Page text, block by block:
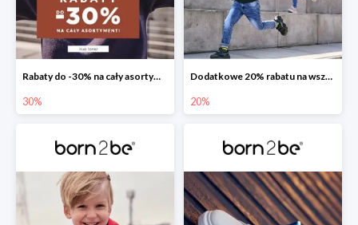
Rabaty do -30% na cały asortyment
30%
Dodatkowe 20% rabatu na wszystko w Born2be
20%